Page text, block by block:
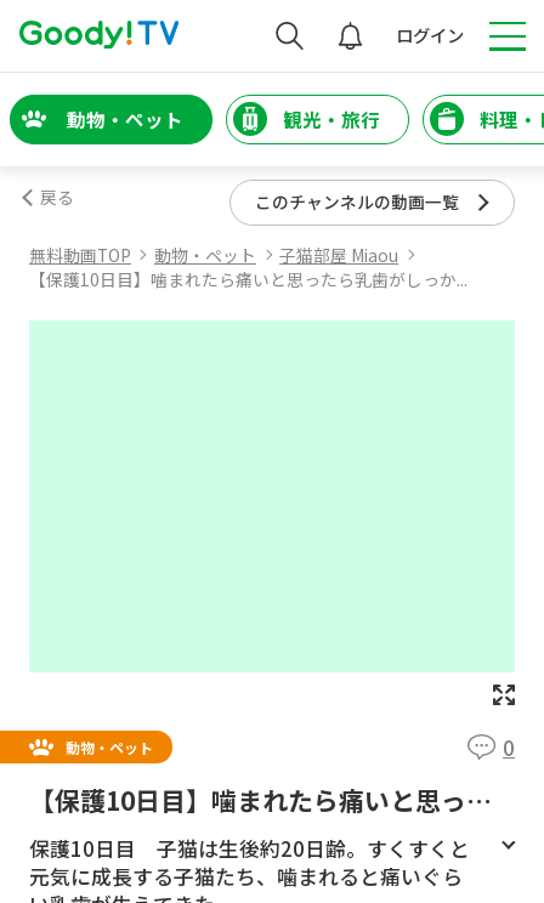
検索 ログイン
動物・ペット 観光・旅行 料理・
戻る このチャンネルの動画一覧
無料動画TOP 動物・ペット
子猫部屋 Miaou
【保護10日目】噛まれたら痛いと思ったら乳歯がしっか...
動物・ペット 0
【保護10日目】噛まれたら痛いと思った
ら乳歯がしっかりと生えていた【瀬戸の3
姉妹日記】
保護10日目 子猫は生後約20日齢。すくすくと
元気に成長する子猫たち、噛まれると痛いぐら